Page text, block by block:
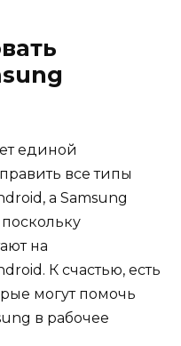
единой
все типы
а Samsung
на
К счастью, есть
могут помочь
в рабочее